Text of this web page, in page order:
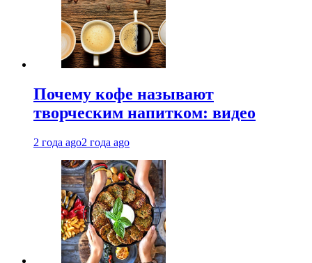
Почему кофе называют
творческим напитком: видео
2 года ago2 года ago